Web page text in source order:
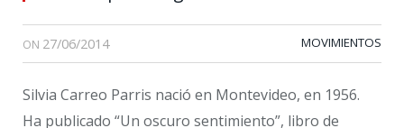
ON 27/06/2014 MOVIMIENTOS
Silvia Carreo Parris nació en Montevideo, en 1956.
Ha publicado “Un oscuro sentimiento”, libro de